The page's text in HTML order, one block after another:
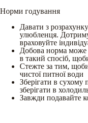
Норми годування
Давати з
улюбленця.
враховуйте
Добова норма може
в такий спосіб,
Стежте за тим,
чистої питної води
Зберігати в сухому
зберігати в
Завжди подавайте